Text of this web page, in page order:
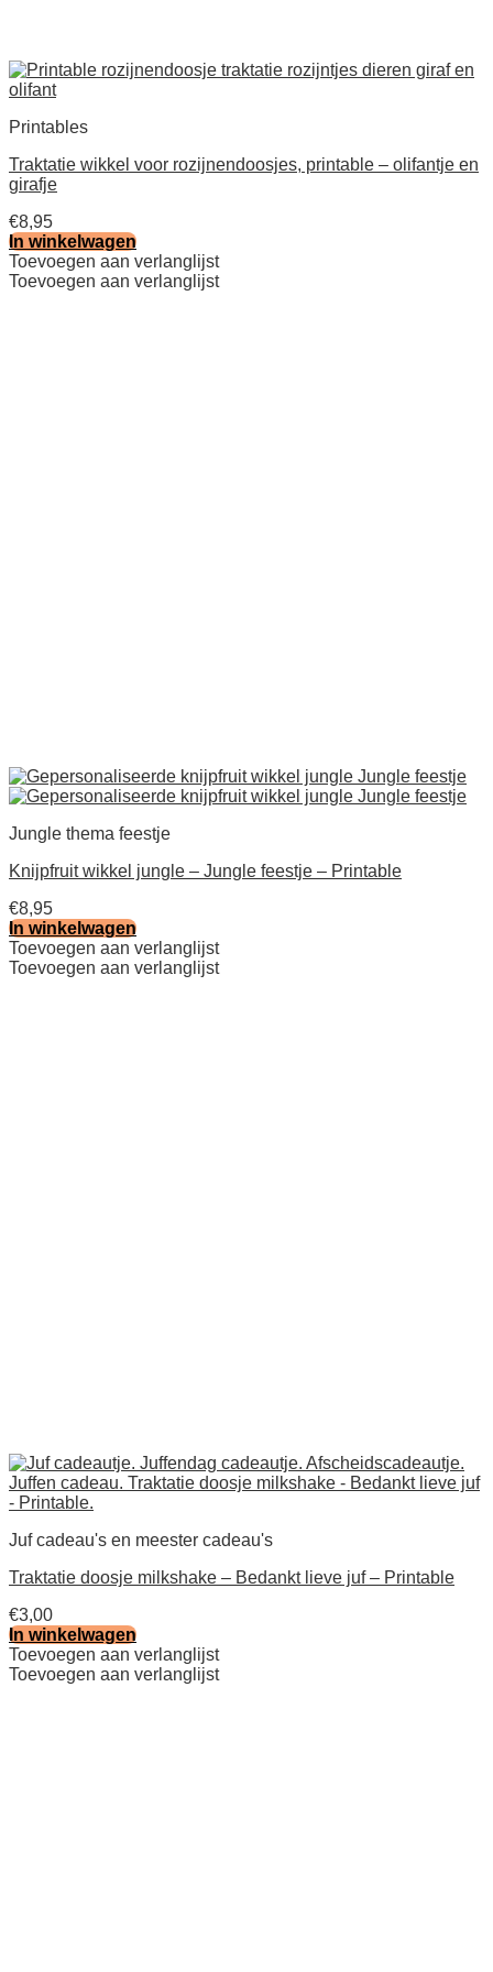
Printables
Traktatie wikkel voor rozijnendoosjes, printable – olifantje en
girafje
€8,95
In winkelwagen
Toevoegen aan verlanglijst
Toevoegen aan verlanglijst
Jungle thema feestje
Knijpfruit wikkel jungle – Jungle feestje – Printable
€8,95
In winkelwagen
Toevoegen aan verlanglijst
Toevoegen aan verlanglijst
Juf cadeau's en meester cadeau's
Traktatie doosje milkshake – Bedankt lieve juf – Printable
€3,00
In winkelwagen
Toevoegen aan verlanglijst
Toevoegen aan verlanglijst